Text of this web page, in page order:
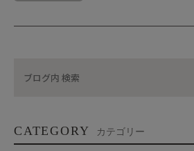
CATEGORY カテゴリー